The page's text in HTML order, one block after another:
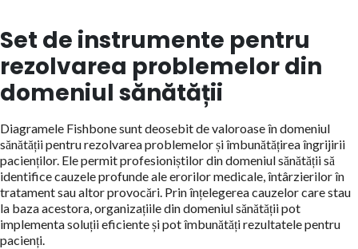
Set de instrumente pentru
rezolvarea problemelor din
domeniul sănătății
Diagramele Fishbone sunt deosebit de valoroase în domeniul
sănătății pentru rezolvarea problemelor și îmbunătățirea îngrijirii
pacienților. Ele permit profesioniștilor din domeniul sănătății să
identifice cauzele profunde ale erorilor medicale, întârzierilor în
tratament sau altor provocări. Prin înțelegerea cauzelor care stau
la baza acestora, organizațiile din domeniul sănătății pot
implementa soluții eficiente și pot îmbunătăți rezultatele pentru
pacienți.